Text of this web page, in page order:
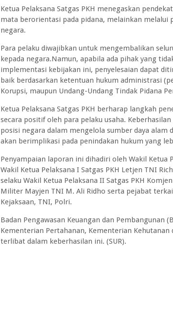
Ketua Pelaksana Satgas PKH menegaskan
mata berorientasi pada pidana, melainkan melalui
negara.
Para pelaku diwajibkan untuk mengembalikan
kepada negara.Namun, apabila ada pihak yang
implementasi kebijakan ini, penyelesaian dapat
baik berdasarkan ketentuan hukum administrasi
Korupsi, maupun Undang-Undang Tindak Pidana
Ketua Pelaksana Satgas PKH berharap langkah
secara positif oleh para pelaku usaha.
posisi negara dalam mengelola sumber daya
akan berimplikasi pada penindakan hukum yang
Penyampaian laporan ini dihadiri oleh Wakil Ketua
Wakil Ketua Pelaksana I Satgas PKH Letjen TNI
selaku Wakil Ketua Pelaksana II Satgas PKH
Militer Mayjen TNI M. Ali Ridho serta pejabat
Kejaksaan, TNI, Polri.
Badan Pengawasan Keuangan dan Pembangunan
Kementerian Pertahanan, Kementerian
terlibat dalam keberhasilan ini. (SUR).